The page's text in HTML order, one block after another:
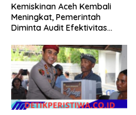
Kemiskinan Aceh Kembali
Meningkat, Pemerintah
Diminta Audit Efektivitas